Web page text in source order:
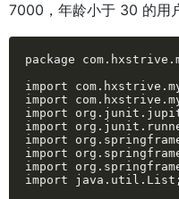
7000，年龄小于 30 的用
package
import
import
import
import
import
import
import
import java.util.List;